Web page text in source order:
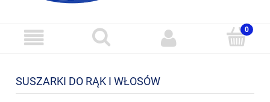
SUSZARKI DO RĄK I WŁOSÓW